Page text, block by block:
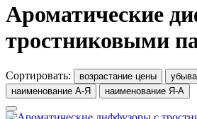
Ароматические
тростниковыми
Сортировать: возрастание цены
наименование А-Я
наименование Я-А